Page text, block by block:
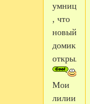
умница
, что
новый
домик
открыла
Мои
лилии